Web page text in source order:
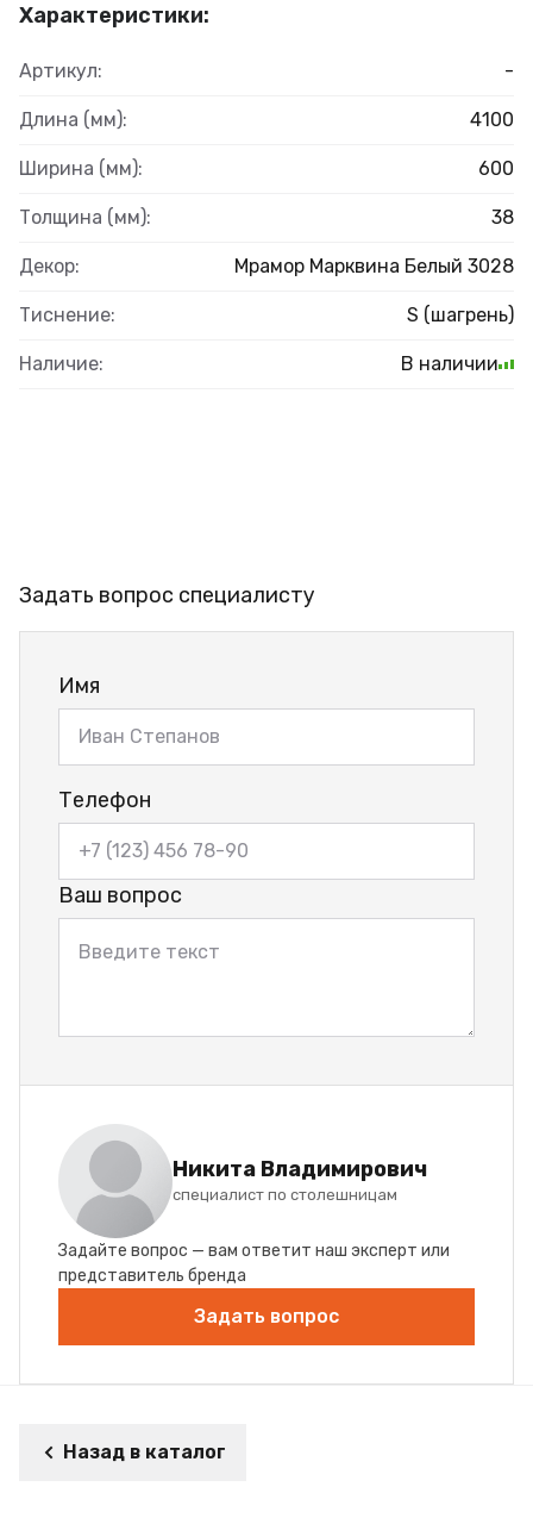
Характеристики:
Артикул: -
Длина (мм): 4100
Ширина (мм): 600
Толщина (мм): 38
Декор: Мрамор Марквина Белый 3028
Тиснение: S (шагрень)
Наличие: В наличии
Задать вопрос специалисту
Имя
Телефон
Ваш вопрос
Никита Владимирович
специалист по столешницам
Задайте вопрос — вам ответит наш эксперт или
представитель бренда
Задать вопрос
Назад в каталог